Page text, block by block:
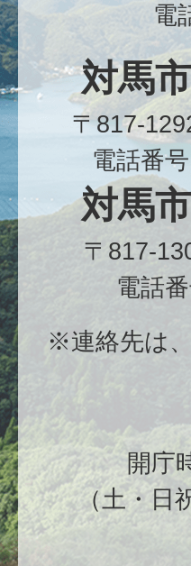
電
対馬
〒817-
電話番
対馬
〒817-
電話
※連絡先は
開庁
（土・日